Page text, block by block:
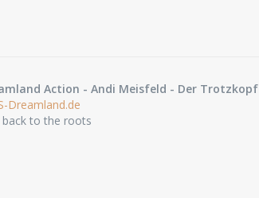
Action - Andi Meisfeld - Der Trotzkopf
Dreamland.de
back to the roots